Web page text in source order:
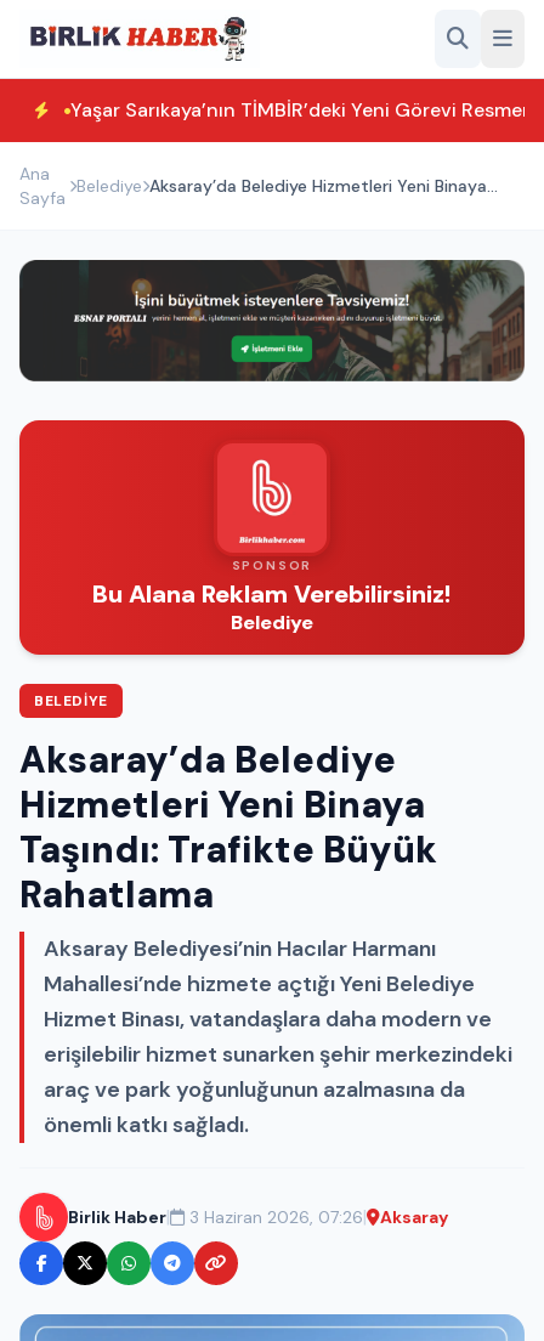
Yaşar Sarıkaya’nın TİMBİR’deki Yeni Görevi
Ana
Sayfa
Belediye Aksaray’da Belediye Hizmetleri Yeni Binaya
SPONSOR
Bu Alana Reklam Verebilirsiniz!
Belediye
BELEDIYE
Aksaray’da Belediye
Hizmetleri Yeni Binaya
Taşındı: Trafikte Büyük
Rahatlama
Aksaray Belediyesi’nin Hacılar Harmanı
Mahallesi’nde hizmete açtığı Yeni Belediye
Hizmet Binası, vatandaşlara daha modern ve
erişilebilir hizmet sunarken şehir merkezindeki
araç ve park yoğunluğunun azalmasına da
önemli katkı sağladı.
Birlik Haber| 3 Haziran 2026, 07:26| Aksaray